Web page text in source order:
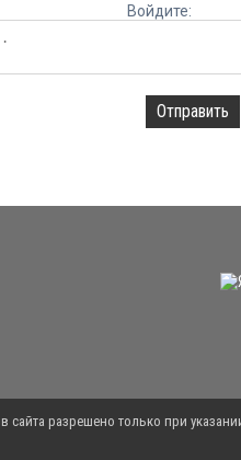
Войдите:
Отправить
разрешено только при